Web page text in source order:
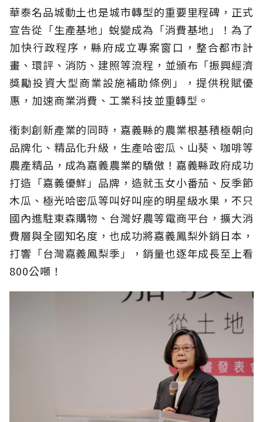
華泰名品城動土也是城市轉型的重要里程碑，正式
宣告從「生產基地」蛻變成為「消費基地」！為了
加快行政程序，縣府成立專案窗口，整合都市計
畫、環評、消防、建照等流程，並頒布「振興經濟
獎勵投資大型商業設施補助條例」，提供稅賦優
惠，加速商業消費、工業科技並重轉型。
衝刺創新產業的同時，嘉義縣的農業根基積極朝向
品牌化、精品化升級，生產哈密瓜、山葵、咖啡等
農產精品，成為嘉義農業的驕傲！嘉義縣政府成功
打造「嘉義優鮮」品牌，造就玉女小番茄、反季節
木瓜、極光哈密瓜等叫好叫座的明星級水果，不只
國內進駐東森購物、台灣好農等電商平台，擴大消
費層與全國知名度，也成功將嘉義鳳梨外銷日本，
打響「台灣嘉義鳳梨季」，銷量也逐年成長至上看
800公噸！